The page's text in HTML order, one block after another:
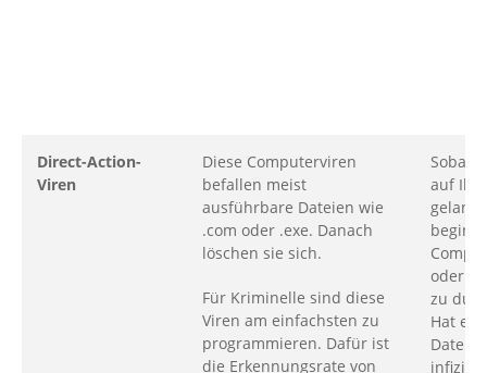
Direct-Action-
Viren
Diese Computerviren
befallen meist
ausführbare Dateien wie
.com oder .exe. Danach
löschen sie sich.
Für Kriminelle sind diese
Viren am einfachsten zu
programmieren. Dafür ist
die Erkennungsrate von
Sobald
auf
oder
zu
Hat es